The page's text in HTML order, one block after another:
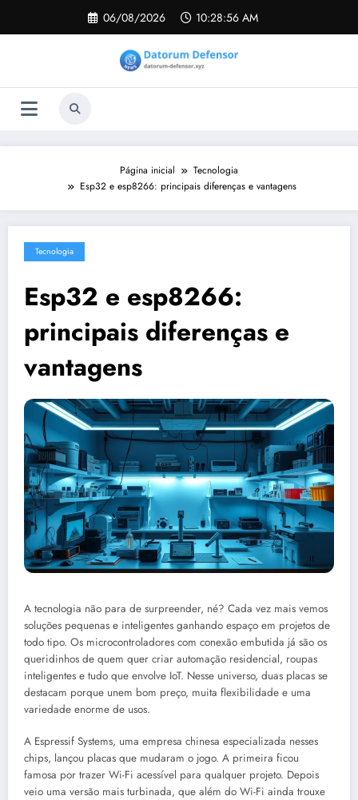
o
06/08/2026 10:28:57 AM
Página inicial
Tecnologia
Esp32 e esp8266: principais diferenças e vantagens
Tecnologia
Esp32 e esp8266:
principais diferenças e
vantagens
A tecnologia não para de surpreender, né? Cada vez mais vemos
soluções pequenas e inteligentes ganhando espaço em projetos de
todo tipo. Os microcontroladores com conexão embutida já são os
queridinhos de quem quer criar automação residencial, roupas
inteligentes e tudo que envolve IoT. Nesse universo, duas placas se
destacam porque unem bom preço, muita flexibilidade e uma
variedade enorme de usos.
A Espressif Systems, uma empresa chinesa especializada nesses
chips, lançou placas que mudaram o jogo. A primeira ficou
famosa por trazer Wi-Fi acessível para qualquer projeto. Depois
veio uma versão mais turbinada, que além do Wi-Fi ainda trouxe